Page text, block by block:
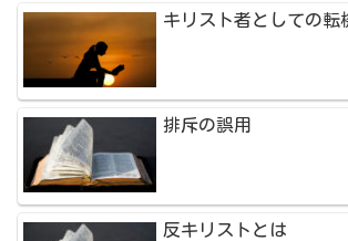
キリスト者としての転
排斥の誤用
反キリストとは